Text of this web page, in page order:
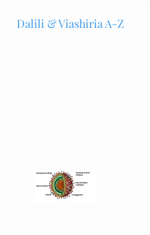
Dalili & Viashiria A-Z